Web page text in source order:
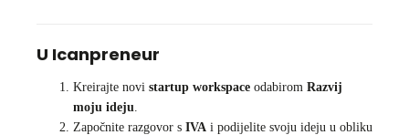
U Icanpreneur
Kreirajte novi startup workspace odabirom Razvij
moju ideju
Započnite razgovor s IVA i podijelite svoju ideju u obliku